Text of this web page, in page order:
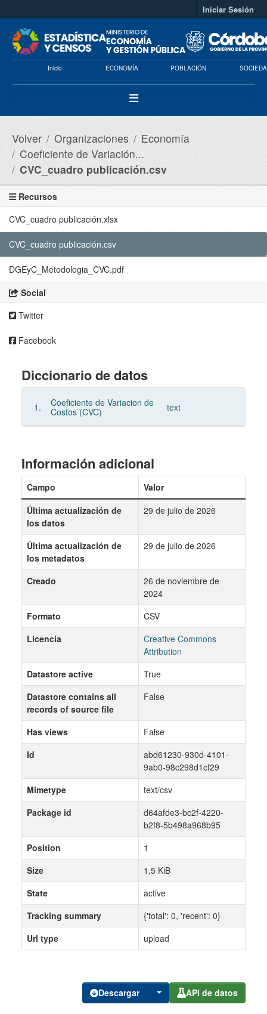
Iniciar Sesión
Inicio ECONOMÍA POBLACIÓN
Volver Organizaciones
Economía
Coeficiente de Variación...
CVC_cuadro publicación.csv
Descargar API de datos
Recursos
CVC_cuadro publicación.xlsx
CVC_cuadro publicación.csv
DGEyC_Metodologia_CVC.pdf
Social
Twitter
Facebook
Diccionario de datos
1.
Coeficiente de Variacion de
Costos (CVC)
text
Información adicional
Campo
Valor
Última actualización de
los datos
29 de julio de 2026
Última actualización de
los metadatos
29 de julio de 2026
Creado
26 de noviembre de
2024
Formato
CSV
Licencia
Creative Commons
Attribution
Datastore active
True
Datastore contains all
records of source file
False
Has views
False
Id
abd61230-930d-4101-
9ab0-98c298d1cf29
Mimetype
text/csv
Package id
d64afde3-bc2f-4220-
b2f8-5b498a968b95
Position
1
Size
1,5 KiB
State
active
Tracking summary
{'total': 0, 'recent': 0}
Url type
upload